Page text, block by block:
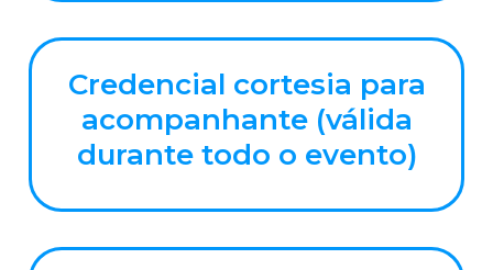
Credencial cortesia para
acompanhante (válida
durante todo o evento)